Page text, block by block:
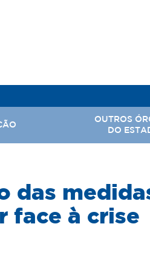
Parlamentares e Comunicação Social
Território
OUTROS
DO
das
face à crise